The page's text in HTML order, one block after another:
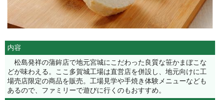
内容
松島発祥の蒲鉾店で地元宮城にこだわった良質な笹かまぼこな
どが味わえる。ここ多賀城工場は直営店を併設し、地元向けに工
場売店限定の商品を販売。工場見学や手焼き体験メニューなども
あるので、ファミリーで遊びに行くのもおすすめ。